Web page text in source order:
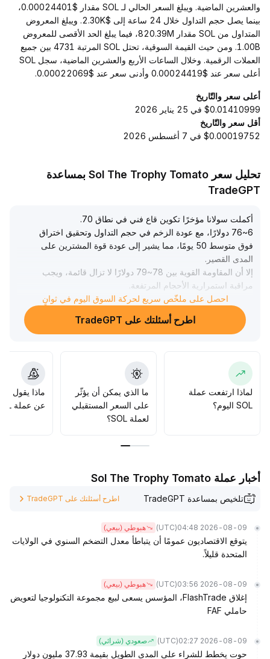
والعشرين الماضية. ويبلغ السعر الحالي لـ SOL مقدار $0.00024401،
بينما يصل حجم التداول خلال 24 ساعة إلى $2.30K. ويبلغ المعروض
المتداول من SOL مقدار 820.39M، فيما يبلغ الحد الأقصى للمعروض
1.00B. ومن حيث القيمة السوقية، تحتل SOL المرتبة 4731 بين جميع
العملات الرقمية. وخلال الساعات الأربع والعشرين الماضية، سجل SOL
أعلى سعر عند $0.00024419 وأدنى سعر عند $0.00022069.
أعلى سعر والتّاريخ
$0.01410999 في 25 يناير 2026
أقل سعر والتّاريخ
$0.00019752 في 7 أغسطس 2026
تحليل سعر Sol The Trophy Tomato بمساعدة
TradeGPT
أكملت سولانا مؤخرًا تكوين قاع فني في نطاق 70
.
6~76 دولارًا، مع عودة الزخم في حجم التداول وتحقيق اختراق
فوق متوسط 50 يومًا، مما يشير إلى عودة قوة المشترين على
المدى القصير .
إلا أن المقاومة القوية بين 78~79 دولارًا لا تزال قائمة، ويجب
مراقبة استمرارية الأحجام المرتفعة
على الصعيد الكلي، تُضيف توقعات التنظيم والمخاوف من
المخاطر ضغطًا على السوق مع مخاطر تذبذب مرتفعة في الأجل
القصير
الهزات السلبية، مع استغلال فرص الشراء الهيكلي عند التراجعات
أو الانطلاق بعد الاختراق
وتظل سولانا ذات قيمة استثمارية على الأجل المتوسط والطويل.
احصل على ملخّص سريع لحركة السوق اليوم في ثوانٍ
اطرح أسئلتك على TradeGPT
لماذا ارتفعت عملة
SOL اليوم؟
ما الذي يمكن أن يؤثّر
على السعر المستقبلي
لعملة SOL؟
ماذا يقول
عن عملة SOL؟
أخبار عملة Sol The Trophy Tomato
تلخيص بمساعدة TradeGPT اطرح أسئلتك على TradeGPT
2026-08-09 04:48
(UTC) هبوطي (بيعي)
يتوقع الاقتصاديون عمومًا أن يتباطأ معدل التضخم السنوي في الولايات
المتحدة قليلاً.
2026-08-09 03:56
(UTC) هبوطي (بيعي)
إغلاق FlashTrade، المؤسس يسعى لبيع مجموعة التكنولوجيا لتعويض
حاملي FAF
2026-08-09 02:27
(UTC) صعودي (شرائي)
حوت يخطط للشراء على المدى الطويل بقيمة 37.93 مليون دولار